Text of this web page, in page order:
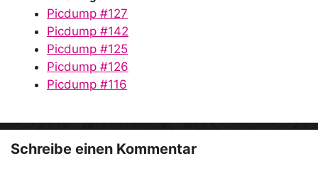
Picdump #127
Picdump #142
Picdump #125
Picdump #126
Picdump #116
Schreibe einen Kommentar